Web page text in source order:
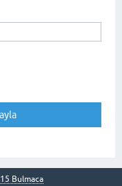
15 Bulmaca